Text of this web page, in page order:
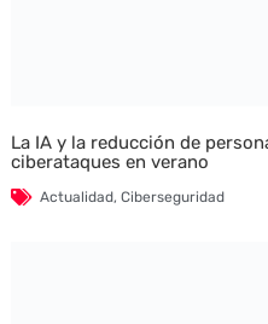
La IA y la reducción de
ciberataques en verano
Actualidad, Ciberseguridad